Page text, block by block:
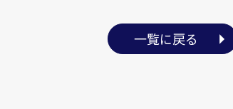
一覧に戻る